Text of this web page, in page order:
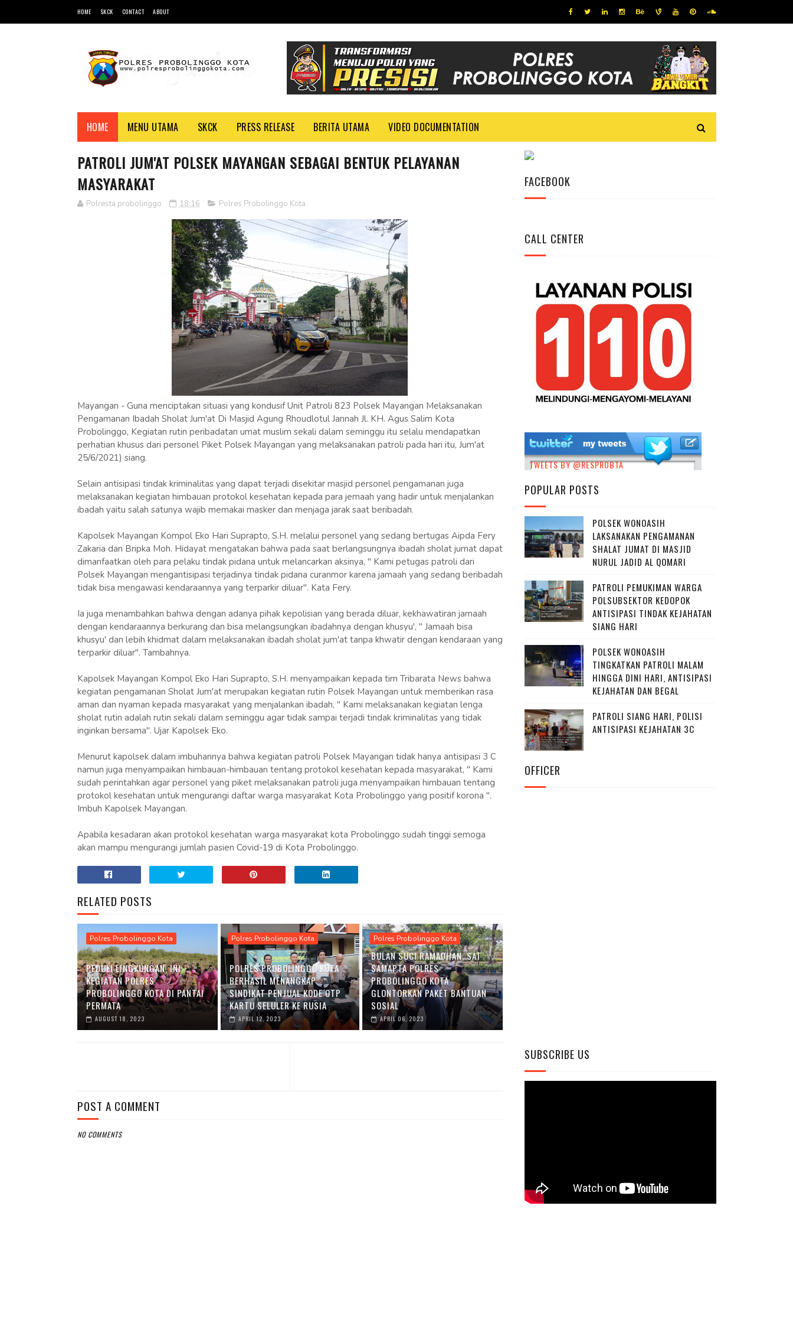
HOME SKCK CONTACT ABOUT
HOME MENU UTAMA SKCK PRESS RELEASE BERITA UTAMA VIDEO DOCUMENTATION
PATROLI JUM'AT POLSEK MAYANGAN SEBAGAI BENTUK PELAYANAN
MASYARAKAT
Polresta probolinggo 18:16 Polres Probolinggo Kota
Mayangan - Guna menciptakan situasi yang kondusif Unit Patroli 823 Polsek Mayangan Melaksanakan
Pengamanan Ibadah Sholat Jum'at Di Masjid Agung Rhoudlotul Jannah Jl. KH. Agus Salim Kota
Probolinggo, Kegiatan rutin peribadatan umat muslim sekali dalam seminggu itu selalu mendapatkan
perhatian khusus dari personel Piket Polsek Mayangan yang melaksanakan patroli pada hari itu, Jum'at
25/6/2021) siang.
Selain antisipasi tindak kriminalitas yang dapat terjadi disekitar masjid personel pengamanan juga
melaksanakan kegiatan himbauan protokol kesehatan kepada para jemaah yang hadir untuk menjalankan
ibadah yaitu salah satunya wajib memakai masker dan menjaga jarak saat beribadah.
Kapolsek Mayangan Kompol Eko Hari Suprapto, S.H. melalui personel yang sedang bertugas Aipda Fery
Zakaria dan Bripka Moh. Hidayat mengatakan bahwa pada saat berlangsungnya ibadah sholat jumat dapat
dimanfaatkan oleh para pelaku tindak pidana untuk melancarkan aksinya, " Kami petugas patroli dari
Polsek Mayangan mengantisipasi terjadinya tindak pidana curanmor karena jamaah yang sedang beribadah
tidak bisa mengawasi kendaraannya yang terparkir diluar". Kata Fery.
Ia juga menambahkan bahwa dengan adanya pihak kepolisian yang berada diluar, kekhawatiran jamaah
dengan kendaraannya berkurang dan bisa melangsungkan ibadahnya dengan khusyu', " Jamaah bisa
khusyu' dan lebih khidmat dalam melaksanakan ibadah sholat jum'at tanpa khwatir dengan kendaraan yang
terparkir diluar". Tambahnya.
Kapolsek Mayangan Kompol Eko Hari Suprapto, S.H. menyampaikan kepada tim Tribarata News bahwa
kegiatan pengamanan Sholat Jum'at merupakan kegiatan rutin Polsek Mayangan untuk memberikan rasa
aman dan nyaman kepada masyarakat yang menjalankan ibadah, " Kami melaksanakan kegiatan lenga
sholat rutin adalah rutin sekali dalam seminggu agar tidak sampai terjadi tindak kriminalitas yang tidak
inginkan bersama". Ujar Kapolsek Eko.
Menurut kapolsek dalam imbuhannya bahwa kegiatan patroli Polsek Mayangan tidak hanya antisipasi 3 C
namun juga menyampaikan himbauan-himbauan tentang protokol kesehatan kepada masyarakat, " Kami
sudah perintahkan agar personel yang piket melaksanakan patroli juga menyampaikan himbauan tentang
protokol kesehatan untuk mengurangi daftar warga masyarakat Kota Probolinggo yang positif korona ".
Imbuh Kapolsek Mayangan.
Apabila kesadaran akan protokol kesehatan warga masyarakat kota Probolinggo sudah tinggi semoga
akan mampu mengurangi jumlah pasien Covid-19 di Kota Probolinggo.
RELATED POSTS
Polres Probolinggo Kota
PEDULI LINGKUNGAN, INI
KEGIATAN POLRES
PROBOLINGGO KOTA DI PANTAI
PERMATA
AUGUST 18, 2023
Polres Probolinggo Kota
POLRES PROBOLINGGO KOTA
BERHASIL MENANGKAP
SINDIKAT PENJUAL KODE OTP
KARTU SELULER KE RUSIA
APRIL 12, 2023
Polres Probolinggo Kota
BULAN SUCI RAMADHAN, SAT
SAMAPTA POLRES
PROBOLINGGO KOTA
GLONTORKAN PAKET BANTUAN
SOSIAL
APRIL 06, 2023
POST A COMMENT
NO COMMENTS
FACEBOOK
CALL CENTER
TWEETS BY @RESPROBTA
POPULAR POSTS
POLSEK WONOASIH
LAKSANAKAN PENGAMANAN
SHALAT JUMAT DI MASJID
NURUL JADID AL QOMARI
PATROLI PEMUKIMAN WARGA
POLSUBSEKTOR KEDOPOK
ANTISIPASI TINDAK KEJAHATAN
SIANG HARI
POLSEK WONOASIH
TINGKATKAN PATROLI MALAM
HINGGA DINI HARI, ANTISIPASI
KEJAHATAN DAN BEGAL
PATROLI SIANG HARI, POLISI
ANTISIPASI KEJAHATAN 3C
OFFICER
SUBSCRIBE US